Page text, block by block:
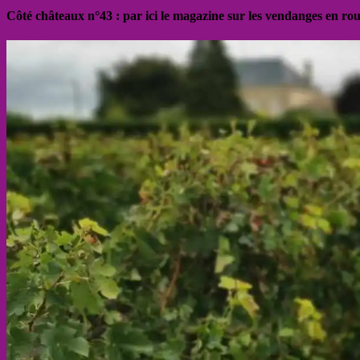
Côté châteaux n°43 : par ici le magazine sur les vendanges en